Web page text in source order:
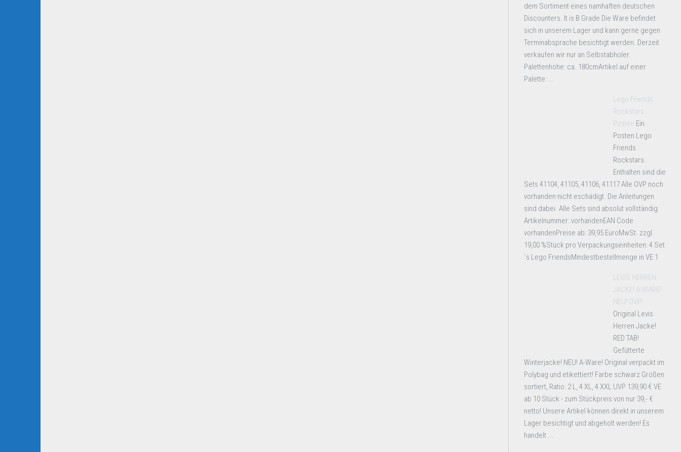
dem Sortiment eines namhaften deutschen
Discounters. It is B Grade Die Ware befindet
sich in unserem Lager und kann gerne gegen
Terminabsprache besichtigt werden. Derzeit
verkaufen wir nur an Selbstabholer.
Palettenhöhe: ca. 180cmArtikel auf einer
Palette: ...
Lego Friends
Rockstars
Posten Ein
Posten Lego
Friends
Rockstars.
Enthalten sind die
Sets 41104, 41105, 41106, 41117 Alle OVP noch
vorhanden nicht eschädigt. Die Anleitungen
sind dabei. Alle Sets sind absolut vollständig.
Artikelnummer: vorhandenEAN Code
vorhandenPreise ab: 39,95 EuroMwSt. zzgl.
19,00 %Stück pro Verpackungseinheiten: 4 Set
´s Lego FriendsMindestbestellmenge in VE 1
LEVIS HERREN
JACKE! A-WARE!
NEU! OVP!
Original Levis
Herren Jacke!
RED TAB!
Gefütterte
Winterjacke! NEU! A-Ware! Original verpackt im
Polybag und etikettiert! Farbe schwarz Größen
sortiert, Ratio: 2 L, 4 XL, 4 XXL UVP 139,90 € VE
ab 10 Stück - zum Stückpreis von nur 39,- €
netto! Unsere Artikel können direkt in unserem
Lager besichtigt und abgeholt werden! Es
handelt ...